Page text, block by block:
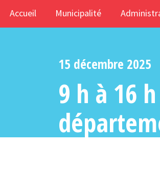
Accueil Municipalité
15 décembre 2025
9 h à 16